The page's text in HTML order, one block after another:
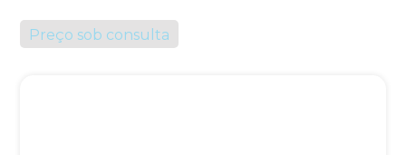
Preço sob consulta